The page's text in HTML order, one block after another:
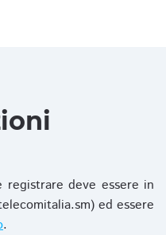
deve essere in
ed essere
.